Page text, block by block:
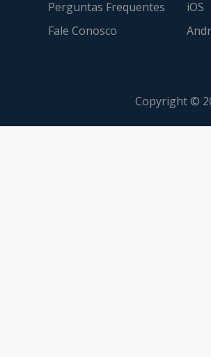
Perguntas Frequentes
Fale Conosco
iOS
Copyright ©